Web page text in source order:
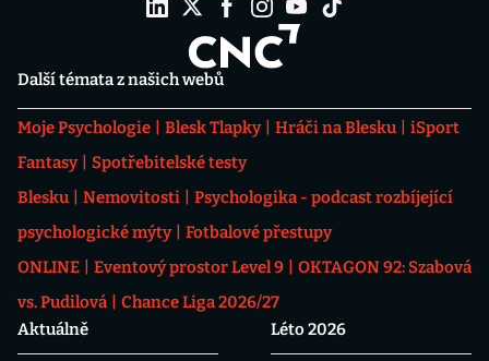
Další témata z našich webů
Moje Psychologie Blesk Tlapky Hráči na Blesku
iSport
Fantasy
Spotřebitelské testy
Blesku
Nemovitosti
Psychologika - podcast rozbíjející
psychologické mýty
Fotbalové přestupy
ONLINE
Eventový prostor Level 9
OKTAGON 92: Szabová
vs. Pudilová
Chance Liga 2026/27
Aktuálně
Léto 2026